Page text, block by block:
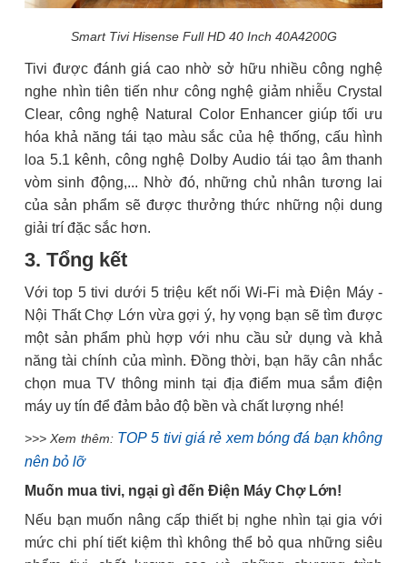
Smart Tivi Hisense Full HD 40 Inch 40A4200G
Tivi được đánh giá cao nhờ sở hữu nhiều công nghệ
nghe nhìn tiên tiến như công nghệ giảm nhiễu Crystal
Clear, công nghệ Natural Color Enhancer giúp tối ưu
hóa khả năng tái tạo màu sắc của hệ thống, cấu hình
loa 5.1 kênh, công nghệ Dolby Audio tái tạo âm thanh
vòm sinh động,... Nhờ đó, những chủ nhân tương lai
của sản phẩm sẽ được thưởng thức những nội dung
giải trí đặc sắc hơn.
3. Tổng kết
Với top 5 tivi dưới 5 triệu kết nối Wi-Fi mà Điện Máy -
Nội Thất Chợ Lớn vừa gợi ý, hy vọng bạn sẽ tìm được
một sản phẩm phù hợp với nhu cầu sử dụng và khả
năng tài chính của mình. Đồng thời, bạn hãy cân nhắc
chọn mua TV thông minh tại địa điểm mua sắm điện
máy uy tín để đảm bảo độ bền và chất lượng nhé!
>>> Xem thêm: TOP 5 tivi giá rẻ xem bóng đá bạn không
nên bỏ lỡ
Muốn mua tivi, ngại gì đến Điện Máy Chợ Lớn!
Nếu bạn muốn nâng cấp thiết bị nghe nhìn tại gia với
mức chi phí tiết kiệm thì không thể bỏ qua những siêu